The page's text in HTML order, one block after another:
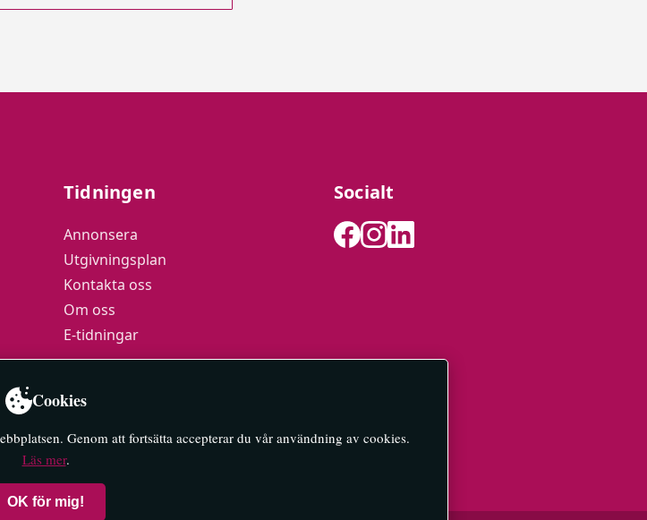
Tidningen
Annonsera
Utgivningsplan
Kontakta oss
Om oss
E-tidningar
Socialt
Cookies
Genom att fortsätta accepterar du vår användning av cookies.
Läs mer.
OK för mig!